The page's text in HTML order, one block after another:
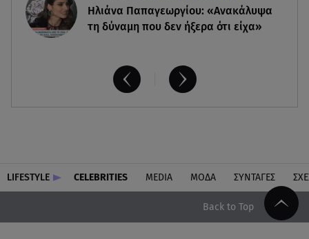
Ηλιάνα Παπαγεωργίου: «Ανακάλυψα
τη δύναμη που δεν ήξερα ότι είχα»
LIFESTYLE CELEBRITIES MEDIA ΜΟΔΑ ΣΥΝΤΑΓΕΣ
Back to Top